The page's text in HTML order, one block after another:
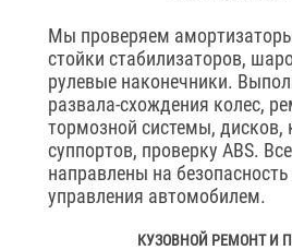
Мы проверяем
стойки стабилизаторов,
рулевые наконечники.
развала-схождения колес,
тормозной системы, дисков,
суппортов, проверку ABS.
направлены на
управления автомобилем.
КУЗОВНОЙ РЕМОНТ И